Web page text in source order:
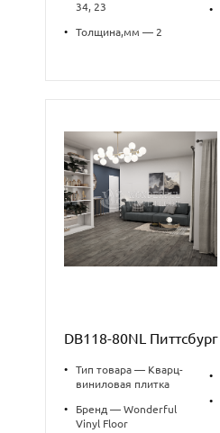
34, 23
• Толщина,мм — 2
•
DB118-80NL Питтсбург
•
Тип товара — Кварц-
виниловая плитка
•
Бренд — Wonderful
Vinyl Floor
•
•